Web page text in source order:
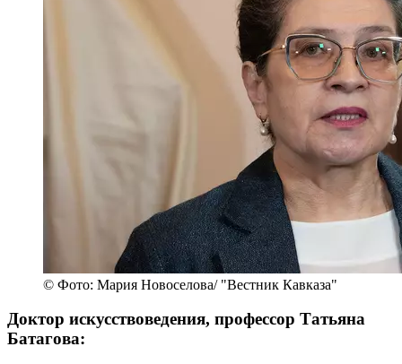
© Фото: Мария Новоселова/ "Вестник Кавказа"
Доктор искусствоведения, профессор Татьяна
Батагова: